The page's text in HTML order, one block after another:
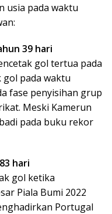
usia pada waktu
39 hari
gol tertua pada
gol pada waktu
fase penyisihan grup
Meski Kamerun
pada buku rekor
hari
gol ketika
Piala Bumi 2022
Portugal